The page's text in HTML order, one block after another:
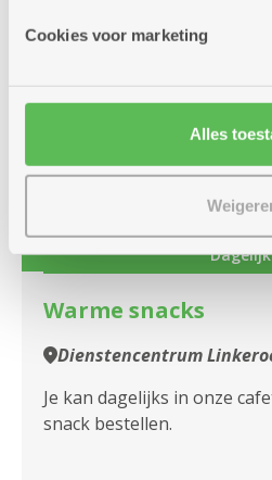
Cookies voor marketing
Alles
woensdag
26
augustus
Warme snacks
Dienstencentrum
Je kan dagelijks in onze
snack bestellen.